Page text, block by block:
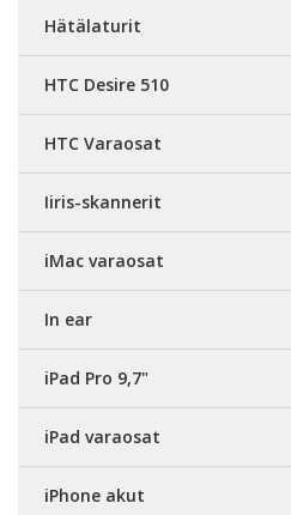
Hätälaturit
HTC Desire 510
HTC Varaosat
Iiris-skannerit
iMac varaosat
In ear
iPad Pro 9,7"
iPad varaosat
iPhone akut